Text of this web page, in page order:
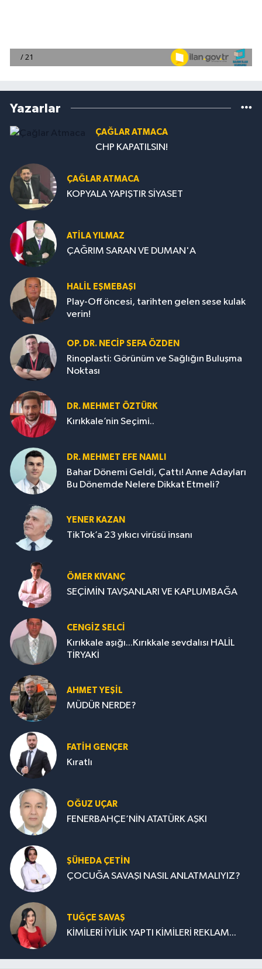
Yazarlar
ÇAĞLAR ATMACA
CHP KAPATILSIN!
ÇAĞLAR ATMACA
KOPYALA YAPIŞTIR SİYASET
ATILA YILMAZ
ÇAĞRIM SARAN VE DUMAN'A
HALIL EŞMEBAŞI
Play-Off öncesi, tarihten gelen sese kulak
verin!
OP. DR. NECIP SEFA ÖZDEN
Rinoplasti: Görünüm ve Sağlığın Buluşma
Noktası
DR. MEHMET ÖZTÜRK
Kırıkkale’nin Seçimi..
DR. MEHMET EFE NAMLI
Bahar Dönemi Geldi, Çattı! Anne Adayları
Bu Dönemde Nelere Dikkat Etmeli?
YENER KAZAN
TikTok’a 23 yıkıcı virüsü insanı
ÖMER KIVANÇ
SEÇİMİN TAVŞANLARI VE KAPLUMBAĞA
CENGİZ SELCİ
Kırıkkale aşığı...Kırıkkale sevdalısı HALİL
TİRYAKİ
AHMET YEŞİL
MÜDÜR NERDE?
FATIH GENÇER
Kıratlı
OĞUZ UÇAR
FENERBAHÇE’NİN ATATÜRK AŞKI
ŞÜHEDA ÇETİN
ÇOCUĞA SAVAŞI NASIL ANLATMALIYIZ?
TUĞÇE SAVAŞ
KİMİLERİ İYİLİK YAPTI KİMİLERİ REKLAM...